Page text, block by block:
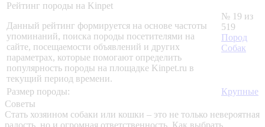
Рейтинг породы на Kinpet
Данный рейтинг формируется на основе частоты
упоминаний, поиска породы посетителями на
сайте, посещаемости объявлений и других
параметрах, которые помогают определить
популярность породы на площадке Kinpet.ru в
текущий период времени.
№ 19 из
519
Пород
Собак
Размер породы:
Крупные
Советы
Стать хозяином собаки или кошки – это не только невероятная